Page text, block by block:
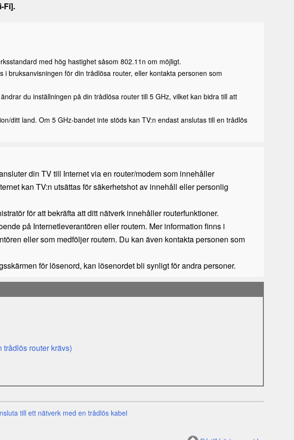
Fi].
med hög hastighet såsom 802.11n om möjligt.
bruksanvisningen för din trådlösa router, eller kontakta personen som
du inställningen på din trådlösa router till 5 GHz, vilket kan bidra till att
ditt land. Om 5 GHz-bandet inte stöds kan TV:n endast anslutas till en trådlös
din TV till Internet via en router/modem som innehåller
kan TV:n utsättas för säkerhetshot av innehåll eller personlig
för att bekräfta att ditt nätverk innehåller routerfunktioner.
på Internetleverantören eller routern. Mer information finns i
eller som medföljer routern. Du kan även kontakta personen som
för lösenord, kan lösenordet bli synligt för andra personer.
trådlös router krävs)
till ett nätverk med en trådlös kabel